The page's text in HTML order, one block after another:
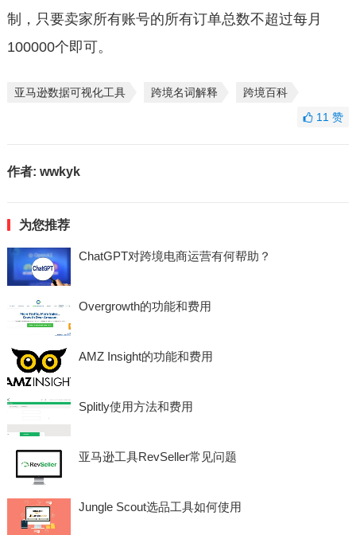
制，只要卖家所有账号的所有订单总数不超过每月
100000个即可。
亚马逊数据可视化工具 跨境名词解释
跨境百科
11赞
作者: wwkyk
为您推荐
ChatGPT对跨境电商运营有何帮助？
Overgrowth的功能和费用
AMZ Insight的功能和费用
Splitly使用方法和费用
亚马逊工具RevSeller常见问题
Jungle Scout选品工具如何使用